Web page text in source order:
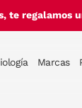
regalamos
Marcas